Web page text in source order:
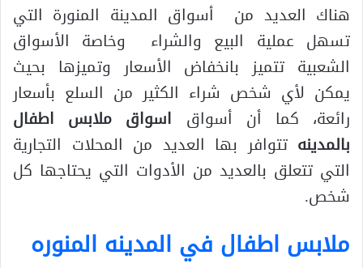
هناك العديد من أسواق المدينة المنورة التي
تسهل عملية البيع والشراء وخاصة الأسواق
الشعبية تتميز بانخفاض الأسعار وتميزها بحيث
يمكن لأي شخص شراء الكثير من السلع بأسعار
رائعة، كما أن أسواق اسواق ملابس اطفال
بالمدينهتتوافر بها العديد من المحلات التجارية
التي تتعلق بالعديد من الأدوات التي يحتاجها كل
شخص.
ملابس اطفال في المدينه المنوره